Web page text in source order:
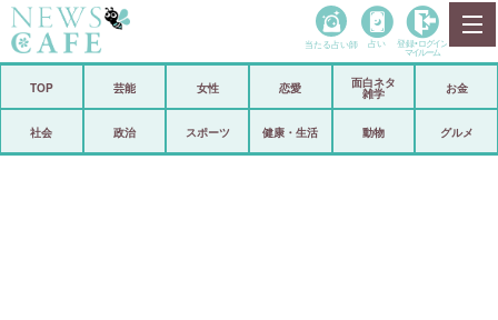
政治
当たる占い師 占い 登録• ログイン
マイルーム
TOP 芸能 女性 恋愛
面白ネタ
雑学
お金
社会 政治 スポーツ 健康・生活 動物 グルメ